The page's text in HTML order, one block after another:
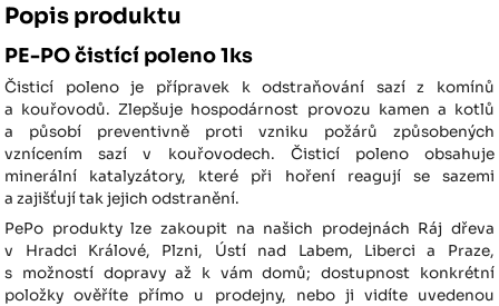
Popis produktu
PE-PO čistící poleno 1ks
Čisticí poleno je přípravek k odstraňování sazí z komínů
a kouřovodů. Zlepšuje hospodárnost provozu kamen a kotlů
a působí preventivně proti vzniku požárů způsobených
vznícením sazí v kouřovodech. Čisticí poleno obsahuje
minerální katalyzátory, které při hoření reagují se sazemi
a zajišťují tak jejich odstranění.
PePo produkty lze zakoupit na našich prodejnách Ráj dřeva
v Hradci Králové, Plzni, Ústí nad Labem, Liberci a Praze,
s možností dopravy až k vám domů; dostupnost konkrétní
položky ověříte přímo u prodejny, nebo ji vidíte uvedenou